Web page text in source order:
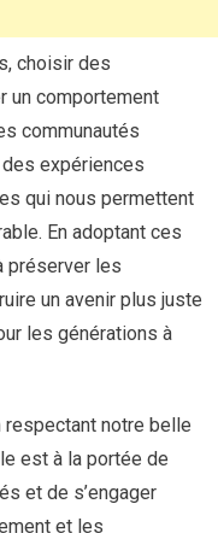
choisir des
un comportement
communautés
expériences
qui nous permettent
En adoptant ces
préserver les
un avenir plus juste
les générations à
respectant notre belle
est à la portée de
et de s’engager
et les